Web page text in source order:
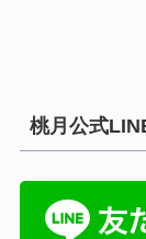
桃月公式